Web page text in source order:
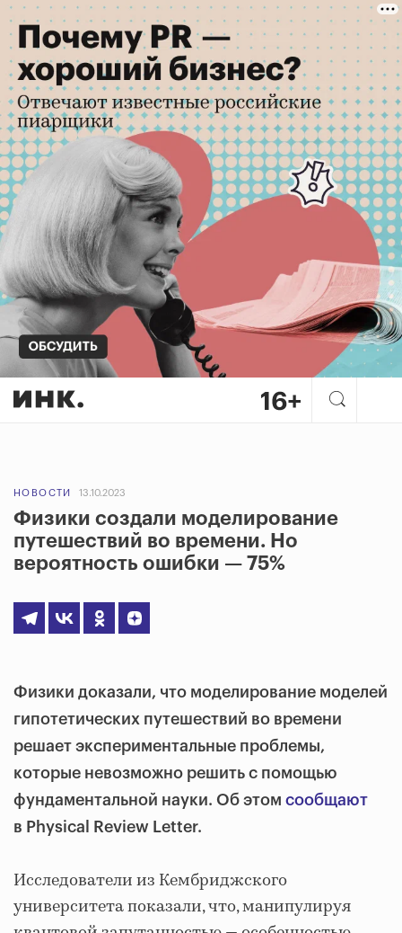
НОВОСТИ 13.10.2023
Физики создали моделирование
путешествий во времени. Но
вероятность ошибки — 75%
Физики доказали, что моделирование моделей
гипотетических путешествий во времени
решает экспериментальные проблемы,
которые невозможно решить с помощью
фундаментальной науки. Об этом сообщают
в Physical Review Letter.
Исследователи из Кембриджского
университета показали, что, манипулируя